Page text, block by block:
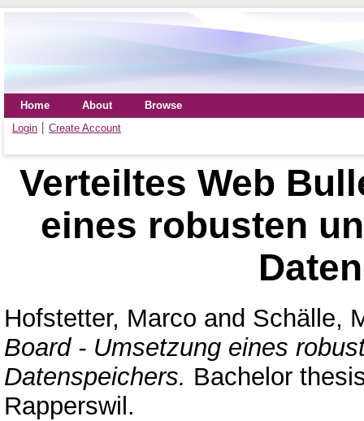
Home About
Browse
Login
Create Account
Verteiltes Web
eines robusten
Hofstetter, Marco and Schälle,
Board - Umsetzung eines
Datenspeichers. Bachelor
Rapperswil.